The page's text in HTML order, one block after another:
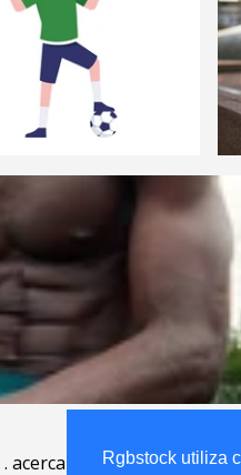
Rgbstock utiliza
Rgbstock utiliza
. acerca